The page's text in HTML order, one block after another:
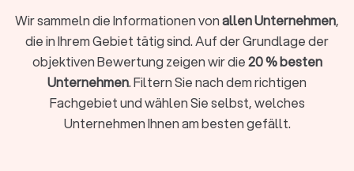
Spezialisierungen, beispielsweise betreffend gewerblicher
Immobilien, können wichtig sein.
Mieten von Häusern und Wohnungen
Vermietung Ihrer Immobilien
Kauf von Häusern und Wohnungen
Gewerbliche Immobilien
Wir sammeln die Informationen vonallen Unternehmen,
die in Ihrem Gebiet tätig sind. Auf der Grundlage der
objektiven Bewertung zeigen wir die20 % besten
Unternehmen. Filtern Sie nach dem richtigen
Fachgebiet und wählen Sie selbst, welches
Unternehmen Ihnen am besten gefällt.